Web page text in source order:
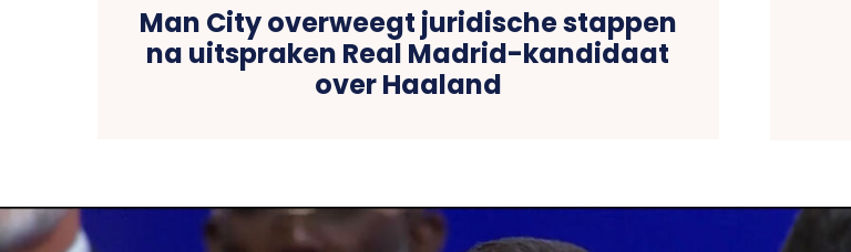
Man City overweegt juridische stappen
na uitspraken Real Madrid-kandidaat
over Haaland